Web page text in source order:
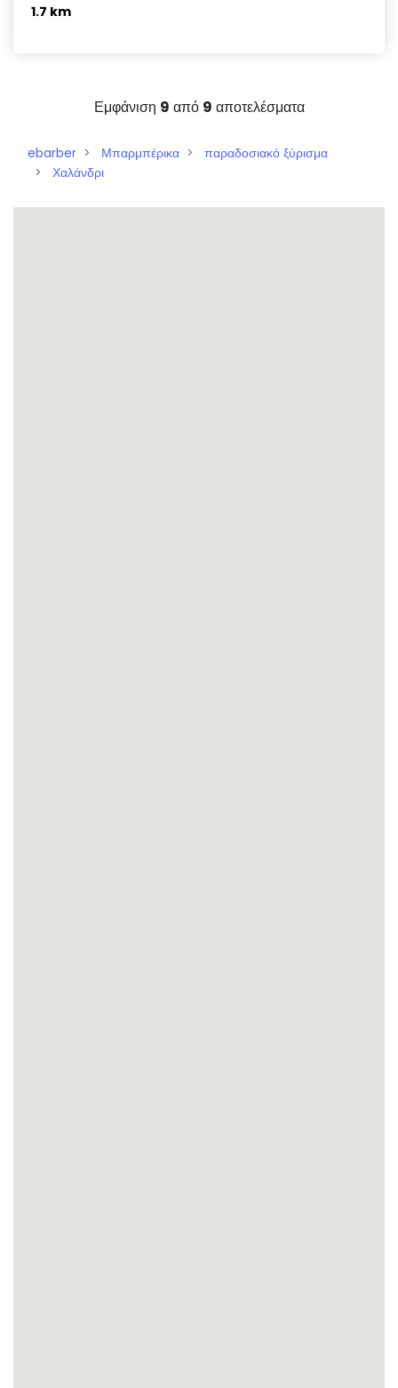
1.7 km
Εμφάνιση 9 από 9 αποτελέσματα
ebarber Μπαρμπέρικα
παραδοσιακό ξύρισμα
Χαλάνδρι